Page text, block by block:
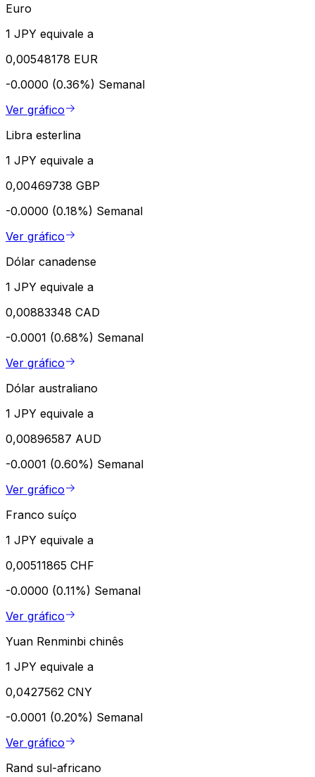
Euro
1 JPY equivale a
0,00548178 EUR
-0.0000 (0.36%) Semanal
Ver gráfico
Libra esterlina
1 JPY equivale a
0,00469738 GBP
-0.0000 (0.18%) Semanal
Ver gráfico
Dólar canadense
1 JPY equivale a
0,00883348 CAD
-0.0001 (0.68%) Semanal
Ver gráfico
Dólar australiano
1 JPY equivale a
0,00896587 AUD
-0.0001 (0.60%) Semanal
Ver gráfico
Franco suíço
1 JPY equivale a
0,00511865 CHF
-0.0000 (0.11%) Semanal
Ver gráfico
Yuan Renminbi chinês
1 JPY equivale a
0,0427562 CNY
-0.0001 (0.20%) Semanal
Ver gráfico
Rand sul-africano